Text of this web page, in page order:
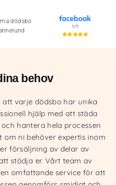
behov
varje dödsbo har unika
hjälp med att städa
hantera hela processen
om ni behöver expertis inom
försäljning av delar av
stödja er. Vårt team av
omfattande service för att